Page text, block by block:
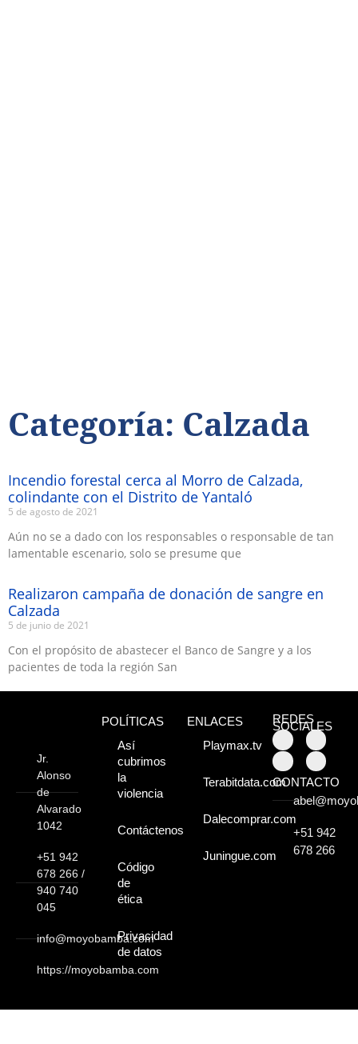
Atractivos
Moyobamba, está
lleno de atractivos
sorprendentes,
¡Descúbrelos!
Categoría: Calzada
Incendio forestal cerca al Morro de Calzada,
colindante con el Distrito de Yantaló
5 de agosto de 2021
Aún no se a dado con los responsables o responsable de tan
lamentable escenario, solo se presume que
Realizaron campaña de donación de sangre en
Calzada
5 de junio de 2021
Con el propósito de abastecer el Banco de Sangre y a los
pacientes de toda la región San
Jr.
Alonso
de
Alvarado
1042
+51 942
678 266 /
940 740
045
info@moyobamba.com
https://moyobamba.com
POLÍTICAS
Así
cubrimos
la
violencia
Contáctenos
Código
de
ética
Privacidad
de datos
ENLACES
Playmax.tv
Terabitdata.com
Dalecomprar.com
Juningue.com
REDES
SOCIALES
CONTACTO
+51 942
678 266